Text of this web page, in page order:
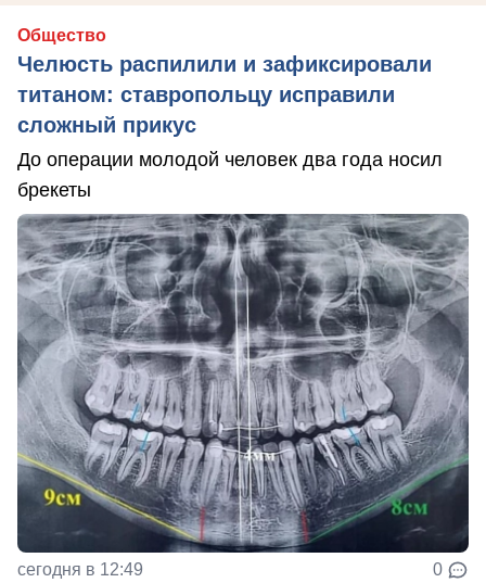
Общество
Челюсть распилили и зафиксировали
титаном: ставропольцу исправили
сложный прикус
До операции молодой человек два года носил
брекеты
сегодня в 12:49 0